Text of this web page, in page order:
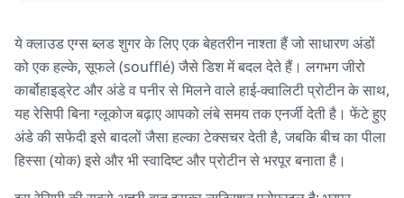
ये क्लाउड एग्स ब्लड शुगर के लिए एक बेहतरीन नाश्ता हैं जो साधारण अंडों
को एक हल्के, सूफले (soufflé) जैसे डिश में बदल देते हैं। लगभग जीरो
कार्बोहाइड्रेट और अंडे व पनीर से मिलने वाले हाई-क्वालिटी प्रोटीन के साथ,
यह रेसिपी बिना ग्लूकोज बढ़ाए आपको लंबे समय तक एनर्जी देती है। फेंटे हुए
अंडे की सफेदी इसे बादलों जैसा हल्का टेक्सचर देती है, जबकि बीच का पीला
हिस्सा (योक) इसे और भी स्वादिष्ट और प्रोटीन से भरपूर बनाता है।